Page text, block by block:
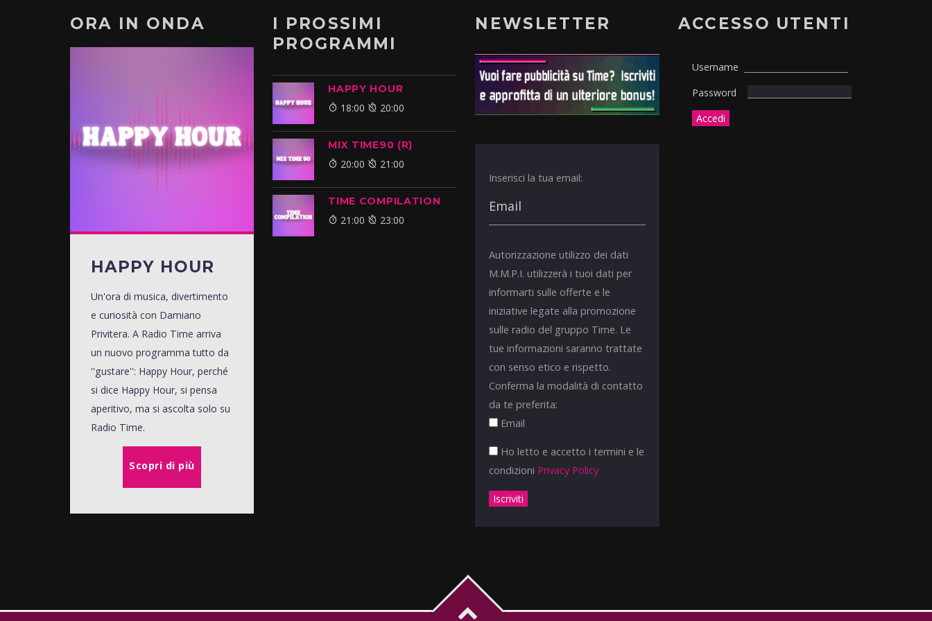
ORA IN ONDA
HAPPY HOUR
Un'ora di musica, divertimento
e curiosità con Damiano
Privitera. A Radio Time arriva
un nuovo programma tutto da
''gustare'': Happy Hour, perché
si dice Happy Hour, si pensa
aperitivo, ma si ascolta solo su
Radio Time.
Scopri di più
I PROSSIMI
PROGRAMMI
HAPPY HOUR
18:00 20:00
MIX TIME90 (R)
20:00 21:00
TIME COMPILATION
21:00 23:00
NEWSLETTER
Inserisci la tua email:
Autorizzazione utilizzo dei dati
M.M.P.I. utilizzerà i tuoi dati per
informarti sulle offerte e le
iniziative legate alla promozione
sulle radio del gruppo Time. Le
tue informazioni saranno trattate
con senso etico e rispetto.
Conferma la modalità di contatto
da te preferita:
Email
Ho letto e accetto i termini e le
condizioni Privacy Policy
ACCESSO UTENTI
Username
Password